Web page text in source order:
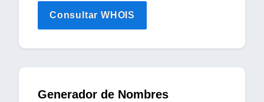
Consultar WHOIS
Generador de Nombres